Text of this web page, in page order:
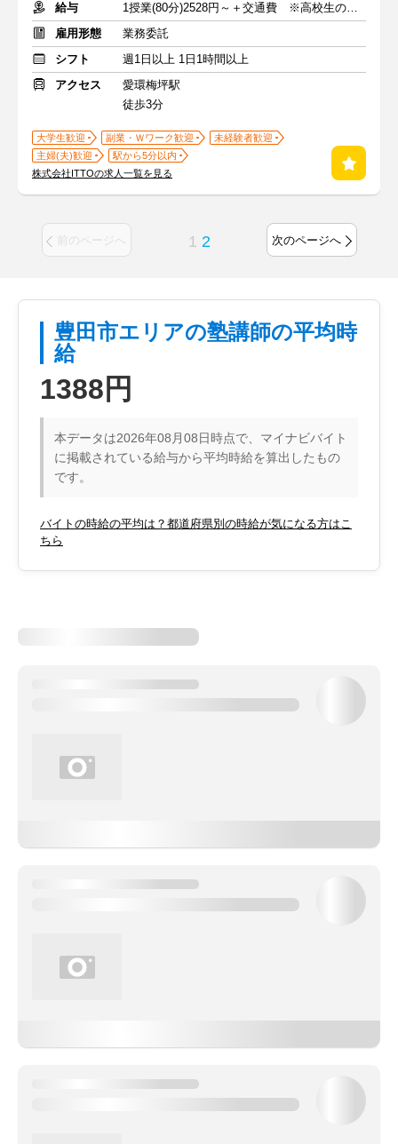
給与
1授業(80分)2528円～＋交通費 ※高校生の場合
雇用形態
業務委託
シフト
週1日以上 1日1時間以上
アクセス
愛環梅坪駅
徒歩3分
大学生歓迎 副業・Ｗワーク歓迎
未経験者歓迎
主婦(夫)歓迎
駅から5分以内
株式会社ITTOの求人一覧を見る
前のページへ 1 2 次のページへ
豊田市エリアの塾講師の平均時
給
1388円
本データは2026年08月08日時点で、マイナビバイト
に掲載されている給与から平均時給を算出したもの
です。
バイトの時給の平均は？都道府県別の時給が気になる方はこ
ちら